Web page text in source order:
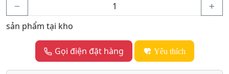
sản phẩm tại kho
Gọi điện đặt hàng Yêu thích